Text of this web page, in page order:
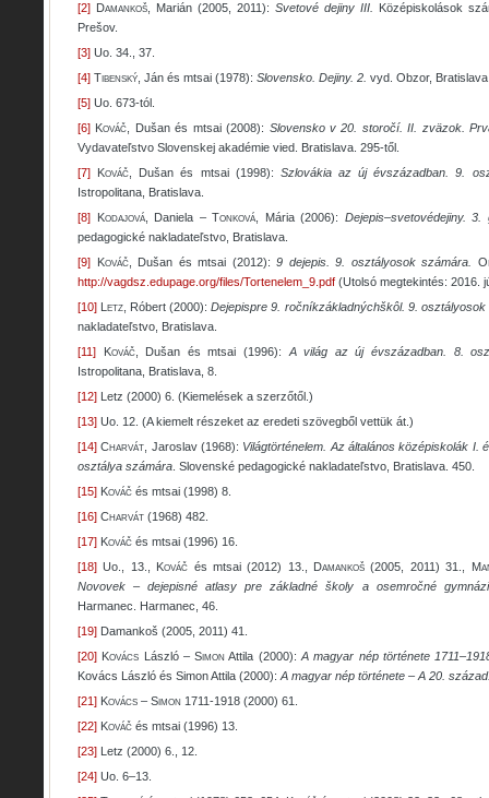
[2]
Damankoš, Marián (2005, 2011): Svetové dejiny III.
Középiskolások
Prešov.
[3] Uo. 34., 37.
[4] Tibenský, Ján és mtsai (1978): Slovensko. Dejiny. 2. vyd. Obzor,
[5] Uo. 673-tól.
[6] Kováč, Dušan és mtsai (2008): Slovensko v 20. storočí. II. zväzok.
Vydavateľstvo Slovenskej akadémie vied. Bratislava. 295-től.
[7]
Kováč, Dušan és mtsai (1998): Szlovákia az új évszázadban. 9.
Istropolitana, Bratislava.
[8]
Kodajová, Daniela –Tonková, Mária (2006): Dejepis–svetovédejiny.
pedagogické nakladateľstvo, Bratislava.
[9]
Kováč, Dušan és mtsai (2012): 9 dejepis. 9. osztályosok számára.
http://vagdsz.edupage.org/files/Tortenelem_9.pdf (Utolsó megtekintés: 2016.
[10] Letz, Róbert (2000):Dejepispre 9. ročníkzákladnýchškôl. 9.
nakladateľstvo, Bratislava.
[11]
Kováč, Dušan és mtsai (1996):A világ az új évszázadban. 8.
Istropolitana, Bratislava, 8.
[12] Letz (2000) 6. (Kiemelések a szerzőtől.)
[13] Uo. 12. (A kiemelt részeket az eredeti szövegből vettük át.)
[14] Charvát, Jaroslav (1968): Világtörténelem. Az általános középiskolák
osztálya számára. Slovenské pedagogické nakladateľstvo, Bratislava. 450.
[15] Kováč és mtsai (1998) 8.
[16] Charvát (1968) 482.
[17] Kováč és mtsai (1996) 16.
[18] Uo., 13., Kováč és mtsai (2012) 13., Damankoš (2005, 2011) 31.,
Novovek – dejepisné atlasy pre základné školy a osemročné
Harmanec. Harmanec, 46.
[19] Damankoš (2005, 2011) 41.
[20] Kovács László –Simon Attila (2000):A magyar nép története 1711–
Kovács László és Simon Attila (2000):A magyar nép története – A 20.
[21] Kovács – Simon 1711-1918 (2000) 61.
[22] Kováč és mtsai (1996) 13.
[23] Letz (2000) 6., 12.
[24] Uo. 6–13.